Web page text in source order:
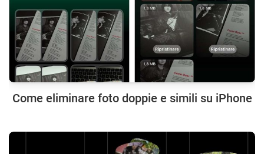
Come eliminare foto doppie e simili su iPhone